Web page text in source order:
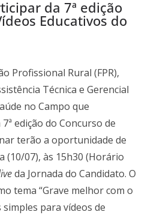
da 7ª edição
Educativos do
Profissional Rural (FPR),
Técnica e Gerencial
no Campo que
edição do Concurso de
terão a oportunidade de
(10/07), às 15h30 (Horário
da Jornada do Candidato. O
tema “Grave melhor com o
simples para vídeos de